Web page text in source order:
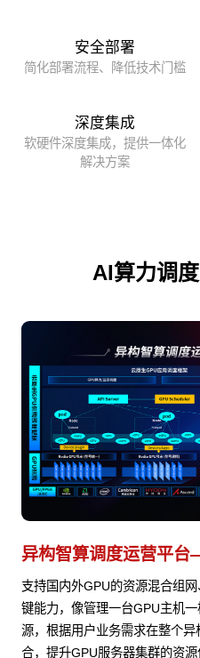
安全部署
简化部署流程、降低技术门槛
深度集成
软硬件深度集成，提供一体化
解决方案
AI算力调
异构智算调度运营平
支持国内外GPU的资源混合组
键能力，像管理一台GPU主机
源，根据用户业务需求在整个
合，提升GPU服务器集群的资源